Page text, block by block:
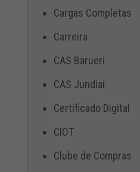
Cargas Completas
Carreira
CAS Barueri
CAS Jundiaí
Certificado Digital
CIOT
Clube de Compras